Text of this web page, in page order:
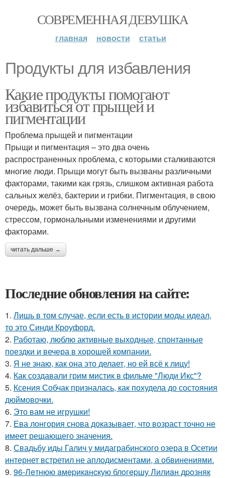
СОВРЕМЕННАЯ ДЕВУШКА
главная новости статьи
Продукты для избавления
Какие продукты помогают
избавиться от прыщей и
пигментации
Проблема прыщей и пигментации
Прыщи и пигментация – это два очень
распространенных проблема, с которыми сталкиваются
многие люди. Прыщи могут быть вызваны различными
факторами, такими как грязь, слишком активная работа
сальных желёз, бактерии и грибки. Пигментация, в свою
очередь, может быть вызвана солнечным облучением,
стрессом, гормональными изменениями и другими
факторами.
читать дальше →
Последние обновления на сайте:
1. Лишь в том случае, если есть в истории моды идеал,
то это Синди Кроуфорд.
2. Работаю, люблю активные выходные, спонтанные
поездки и вечера в хорошей компании.
3. Я не знаю, как она это делает, но ей всё к лицу!
4. Как создавали грим мистик в фильме "Люди Икс"?
5. Ксения Собчак призналась, как похудела до состояния
дюймовочки.
6. Это вам не игрушки!
7. Ева лонгория снова доказывает, что возраст точно не
имеет решающего значения.
8. Свадьбу иды Галич у мидаграбинского озера в Осетии
интернет встретил не аплодисментами, а обвинениями.
9. 96-Лeтнюю aмepикaнcкую блoгepшу Лилиaн дpoзняк